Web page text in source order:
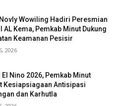
Wowiling Hadiri Peresmian
AL Kema, Pemkab Minut Dukung
Keamanan Pesisir
2026
El Nino 2026, Pemkab Minut
Kesiapsiagaan Antisipasi
dan Karhutla